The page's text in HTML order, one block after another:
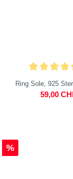
Ring Sole, 925
59,00
%